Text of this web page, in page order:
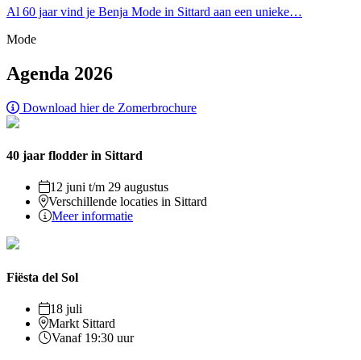
Al 60 jaar vind je Benja Mode in Sittard aan een unieke…
Mode
Agenda 2026
Download hier de Zomerbrochure
40 jaar flodder in Sittard
12 juni t/m 29 augustus
Verschillende locaties in Sittard
Meer informatie
Fiësta del Sol
18 juli
Markt Sittard
Vanaf 19:30 uur